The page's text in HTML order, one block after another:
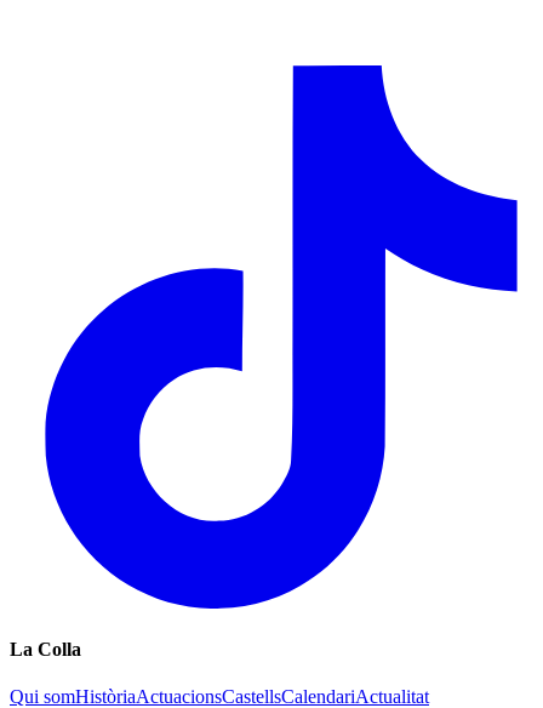
La Colla
Qui somHistòriaActuacionsCastellsCalendariActualitat